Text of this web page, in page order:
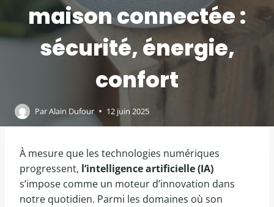
maison connectée :
sécurité, énergie,
confort
ParAlain Dufour 12 juin 2025
À mesure que les technologies numériques
progressent, l’intelligence artificielle (IA)
s’impose comme un moteur d’innovation dans
notre quotidien. Parmi les domaines où son